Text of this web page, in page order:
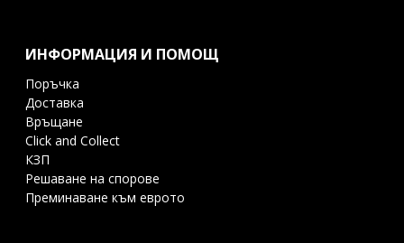
ИНФОРМАЦИЯ И ПОМОЩ
Поръчка
Доставка
Връщане
Click and Collect
КЗП
Решаване на спорове
Преминаване към еврото